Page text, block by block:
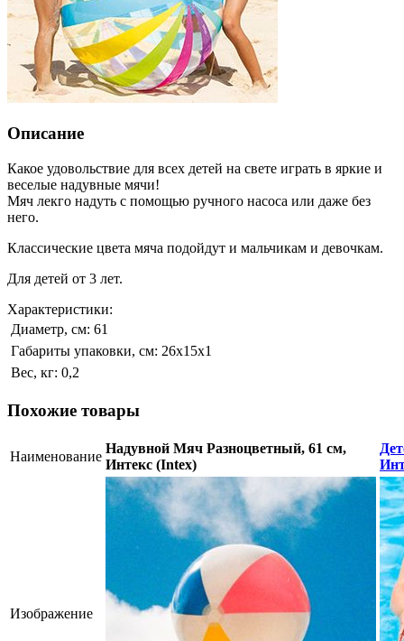
Описание
Какое удовольствие для всех детей на свете играть в яркие и
веселые надувные мячи!
Мяч лекго надуть с помощью ручного насоса или даже без
него.
Классические цвета мяча подойдут и мальчикам и девочкам.
Для детей от 3 лет.
Характеристики:
Диаметр, см: 61
Габариты упаковки, см: 26х15х1
Вес, кг: 0,2
Похожие товары
Наименование
Надувной Мяч Разноцветный, 61 см,
Интекс (Intex)
Изображение